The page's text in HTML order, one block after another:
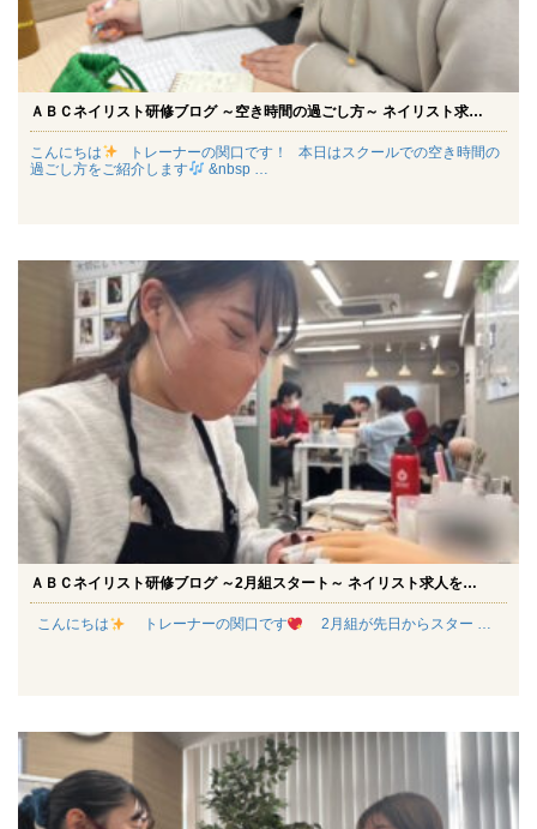
ＡＢＣネイリスト研修ブログ ～空き時間の過ごし方～ ネイリスト求…
こんにちは
トレーナーの関口です！ 本日はスクールでの空き時間の
過ごし方をご紹介します
&nbsp …
ＡＢＣネイリスト研修ブログ ～2月組スタート～ ネイリスト求人を…
こんにちは トレーナーの関口です 2月組が先日からスター …